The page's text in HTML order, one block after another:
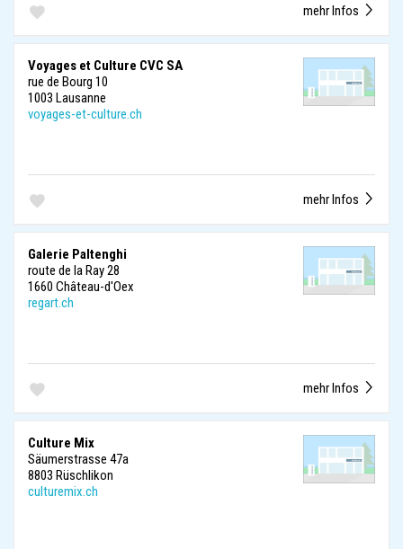
mehr Infos
Voyages et Culture CVC SA
rue de Bourg 10
1003 Lausanne
voyages-et-culture.ch
mehr Infos
Galerie Paltenghi
route de la Ray 28
1660 Château-d'Oex
regart.ch
mehr Infos
Culture Mix
Säumerstrasse 47a
8803 Rüschlikon
culturemix.ch